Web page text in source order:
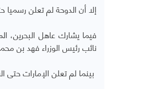
إلا أن الدوحة لم تعلن رسميا حتى الساعة (20:10 ت.غ) مستوى
فيما يشارك عاهل
نائب رئيس الوزراء فهد بن
بينما لم تعلن الإمارات